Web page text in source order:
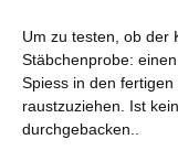
Um zu testen, ob der
Stäbchenprobe:
Spiess in den
raustzuziehen. Ist
durchgebacken..